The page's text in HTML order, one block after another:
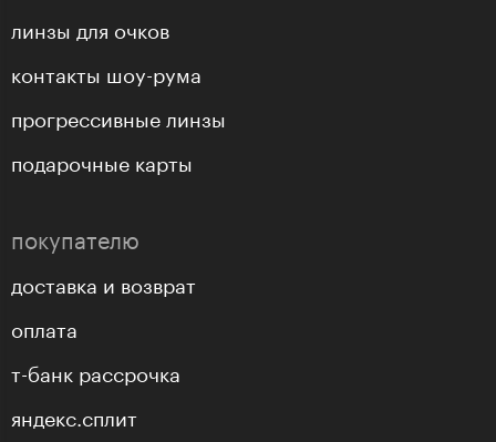
линзы для очков
контакты шоу-рума
прогрессивные линзы
подарочные карты
покупателю
доставка и возврат
оплата
т-банк рассрочка
яндекс.сплит